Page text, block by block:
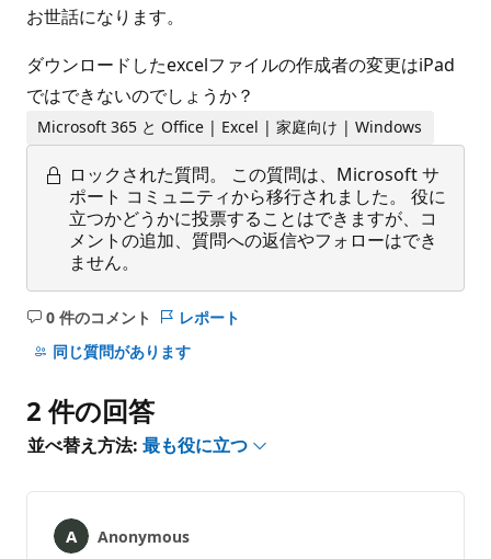
お世話になります。
ダウンロードしたexcelファイルの作成者の変更はiPad
ではできないのでしょうか？
Microsoft 365 と Office | Excel | 家庭向け | Windows
ロックされた質問。
この質問は、Microsoft サ
ポート コミュニティから移行されました。 役に
立つかどうかに投票することはできますが、コ
メントの追加、質問への返信やフォローはでき
ません。
0 件のコメント
コ
メ
は
あ
ま
ん
レポート
同じ質問があります
2 件の回答
並べ替え方法: 最も役に立つ
Anonymous